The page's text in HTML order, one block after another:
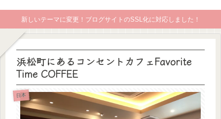
新しいテーマに変更！ブログサイトのSSL化に対応しました！
浜松町にあるコンセントカフェFavorite
Time COFFEE
日本